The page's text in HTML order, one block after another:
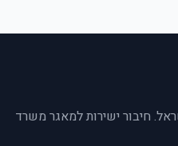
חיבור ישירות למאגר משרד